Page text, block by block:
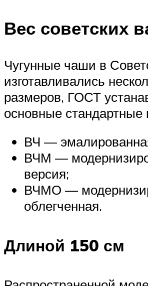
Вес советских
Чугунные чаши в
изготавливались
размеров, ГОСТ
основные стандартные
ВЧ —
ВЧМ —
версия;
ВЧМО —
облегченная.
Длиной 150 см